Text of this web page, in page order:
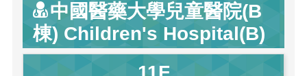
中國醫藥大學兒童醫院(B
棟) Children's Hospital(B)